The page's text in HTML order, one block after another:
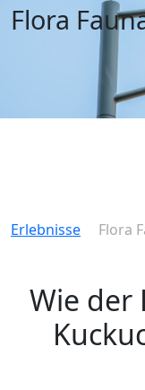
Flora
Erlebnisse Flora
Wie der